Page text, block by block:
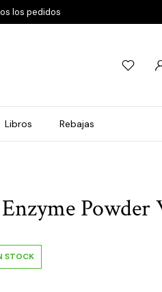
los pedidos
Libros Rebajas
Powder
STOCK